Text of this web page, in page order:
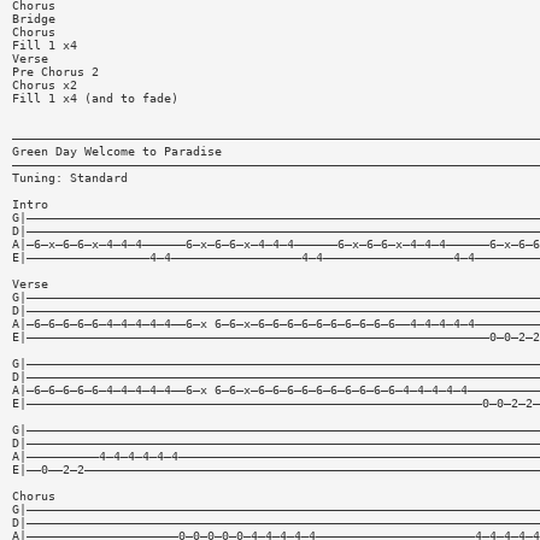
Chorus
Bridge
Chorus
Fill 1 x4
Verse
Pre Chorus 2
Chorus x2
Fill 1 x4 (and to fade)
Green Day Welcome to Paradise
Tuning: Standard
Intro
Verse
A|—6—6—6—6—6—4—4—4—4—4——6—x
A|—6—6—6—6—6—4—4—4—4—4——6—x
Chorus